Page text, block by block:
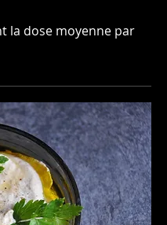
la dose moyenne par